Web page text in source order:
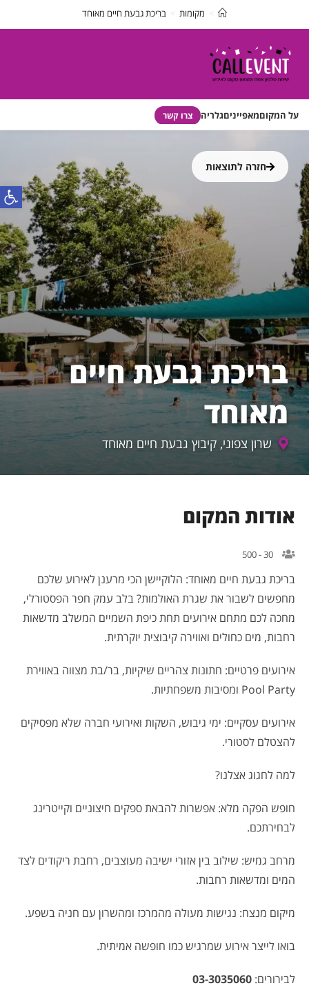
> מקומות > בריכת גבעת חיים מאוחד
על המקוםמאפייניםגלריה צרו קשר
חזרה לתוצאות
בריכת גבעת חיים
מאוחד
שרון צפוני, קיבוץ גבעת חיים מאוחד
אודות המקום
30 - 500
בריכת גבעת חיים מאוחד: הלוקיישן הכי מרענן לאירוע שלכם
מחפשים לשבור את שגרת האולמות? בלב עמק חפר הפסטורלי,
מחכה לכם מתחם אירועים תחת כיפת השמיים המשלב מדשאות
רחבות, מים כחולים ואווירה קיבוצית יוקרתית.
אירועים פרטיים: חתונות צהריים שיקיות, בר/בת מצווה באווירת
Pool Party ומסיבות משפחתיות.
אירועים עסקיים: ימי גיבוש, השקות ואירועי חברה שלא מפסיקים
להצטלם לסטורי.
למה לחגוג אצלנו?
חופש הפקה מלא: אפשרות להבאת ספקים חיצוניים וקייטרינג
לבחירתכם.
מרחב גמיש: שילוב בין אזורי ישיבה מעוצבים, רחבת ריקודים לצד
המים ומדשאות רחבות.
מיקום מנצח: נגישות מעולה מהמרכז ומהשרון עם חניה בשפע.
בואו לייצר אירוע שמרגיש כמו חופשה אמיתית.
לבירורים: 03-3035060